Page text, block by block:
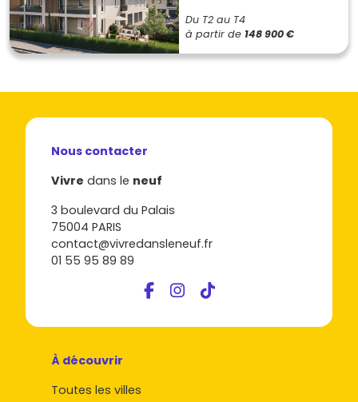
Du T2 au T4
à partir de 148 900 €
Nous contacter
Vivre dans le neuf
3 boulevard du Palais
75004 PARIS
contact@vivredansleneuf.fr
01 55 95 89 89
À découvrir
Toutes les villes